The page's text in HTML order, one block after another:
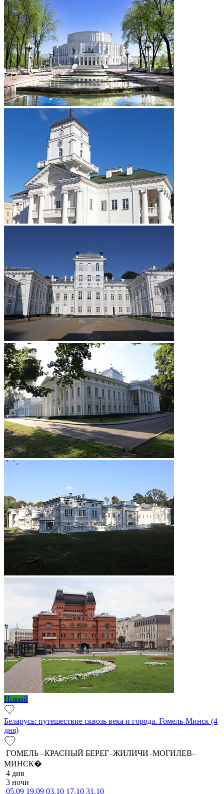
Новый
Беларусь: путешествие сквозь века и города. Гомель-Минск (4
дня)
ГОМЕЛЬ –КРАСНЫЙ БЕРЕГ–ЖИЛИЧИ–МОГИЛЕВ–
МИНСК�
4 дня
3 ночи
05.09 19.09 03.10 17.10 31.10